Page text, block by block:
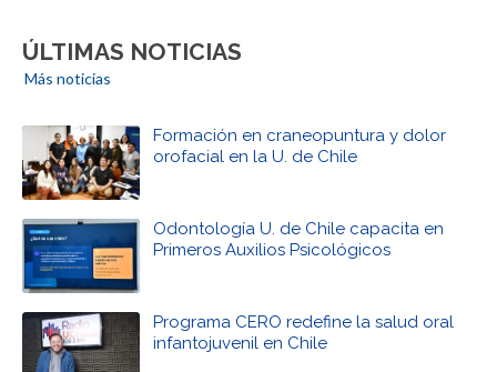
ÚLTIMAS NOTICIAS
Más noticias
Formación en craneopuntura y dolor
orofacial en la U. de Chile
Odontología U. de Chile capacita en
Primeros Auxilios Psicológicos
Programa CERO redefine la salud oral
infantojuvenil en Chile